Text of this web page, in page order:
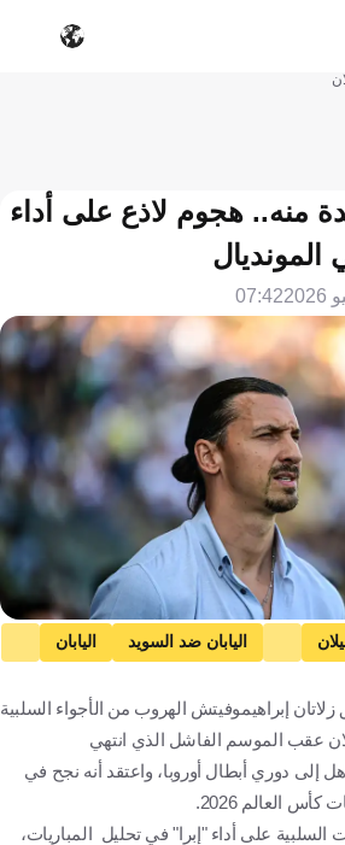
منه.. هجوم لاذع على أداء
المونديال
07:42
اليابان ضد السويد
اليابان
إبراهيموفيتش الهروب من الأجواء السلبية
عقب الموسم الفاشل الذي انتهي
إلى دوري أبطال أوروبا، واعتقد أنه نجح في
العالم 2026.
السلبية على أداء "إبرا" في تحليل المباريات،